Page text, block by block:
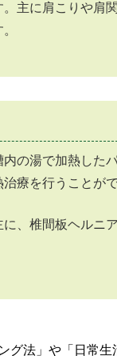
。主に肩こりや肩
内の湯で加熱した
治療を行うことが
に、椎間板ヘルニ
グ法」や「日常